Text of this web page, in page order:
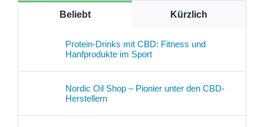
Beliebt Kürzlich
Protein-Drinks mit CBD: Fitness und
Hanfprodukte im Sport
Nordic Oil Shop – Pionier unter den CBD-
Herstellern